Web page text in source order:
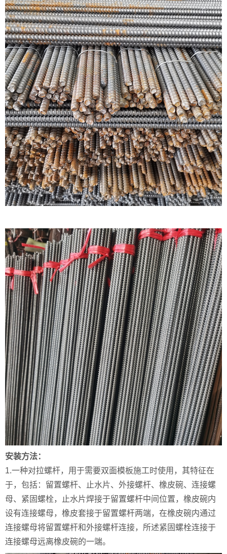
安装方法：
1.一种对拉螺杆，用于需要双面模板施工时使用，其特征在
于，包括：留置螺杆、止水片、外接螺杆、橡皮碗、连接螺
母、紧固螺栓，止水片焊接于留置螺杆中间位置，橡皮碗内
设有连接螺母，橡皮套接于留置螺杆两端，在橡皮碗内通过
连接螺母将留置螺杆和外接螺杆连接，所述紧固螺栓连接于
连接螺母远离橡皮碗的一端。